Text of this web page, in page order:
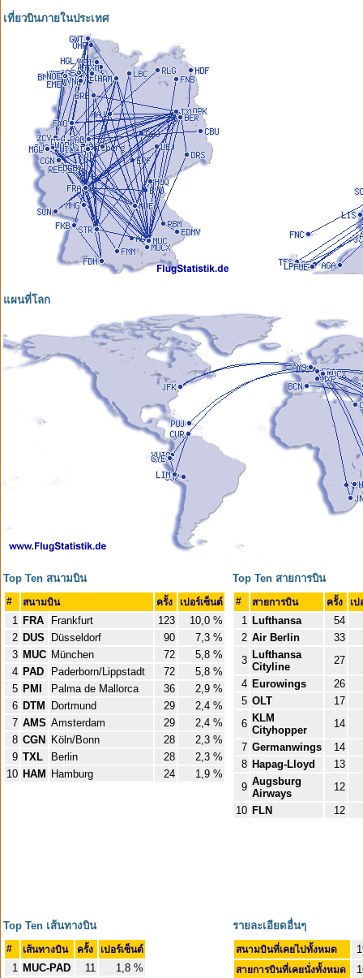
เที่ยวบินภายในประเทศ
แผนที่โลก
Top Ten สนามบิน
# สนามบิน ครั้ง เปอร์เซ็นต์
1 FRA Frankfurt 123
10,0 %
2 DUS Düsseldorf 90
7,3 %
3 MUC München 72
5,8 %
4 PAD Paderborn/Lippstadt 72
5,8 %
5 PMI Palma de Mallorca 36
2,9 %
6 DTM Dortmund 29
2,4 %
7 AMS Amsterdam 29
2,4 %
8 CGN Köln/Bonn 28
2,3 %
9 TXL Berlin 28
2,3 %
10 HAM Hamburg 24 1,9 %
Top Ten สายการบิน
# สายการบิน ครั้ง เ
1 Lufthansa
54
2 Air Berlin
33
3 Lufthansa
Cityline
27
4 Eurowings
26
5 OLT
17
6 KLM
Cityhopper
14
7 Germanwings
14
8 Hapag-Lloyd
13
9 Augsburg
Airways
12
10 FLN 12
Top Ten เส้นทางบิน
# เส้นทางบิน ครั้ง เปอร์เซ็นต์
1 MUC-PAD 11
1,8 %
รายละเอียดอื่นๆ
สนามบินที่เคยไปทั้งหมด
สายการบินที่เคยนั่งทั้งหมด